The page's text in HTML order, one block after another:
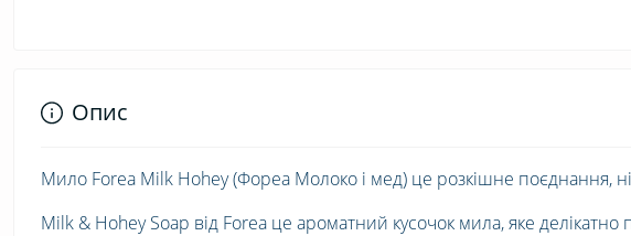
Опис
Мило Forea Milk Hohey (Фореа Молоко і мед) це розкішне поєднання,
Milk & Hohey Soap від Forea це ароматний кусочок мила, яке